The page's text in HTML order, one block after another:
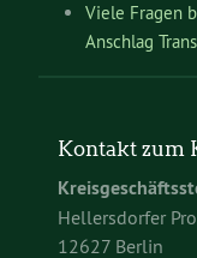
Viele Fragen
Anschlag
Kontakt zum
Hellersdorfer
12627 Berlin